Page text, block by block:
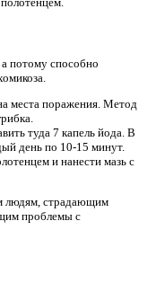
потому способно
места поражения. Метод
туда 7 капель йода. В
день по 10-15 минут.
и нанести мазь с
людям, страдающим
проблемы с